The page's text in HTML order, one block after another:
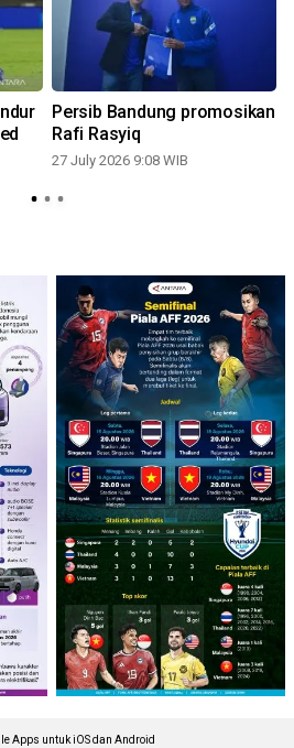
Persib Bandung promosikan
Rafi Rasyiq
27 July 2026 9:08 WIB
Apps untuk iOS dan Android